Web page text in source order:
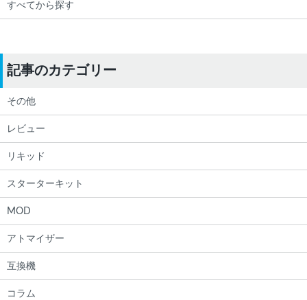
すべてから探す
記事のカテゴリー
その他
レビュー
リキッド
スターターキット
MOD
アトマイザー
互換機
コラム